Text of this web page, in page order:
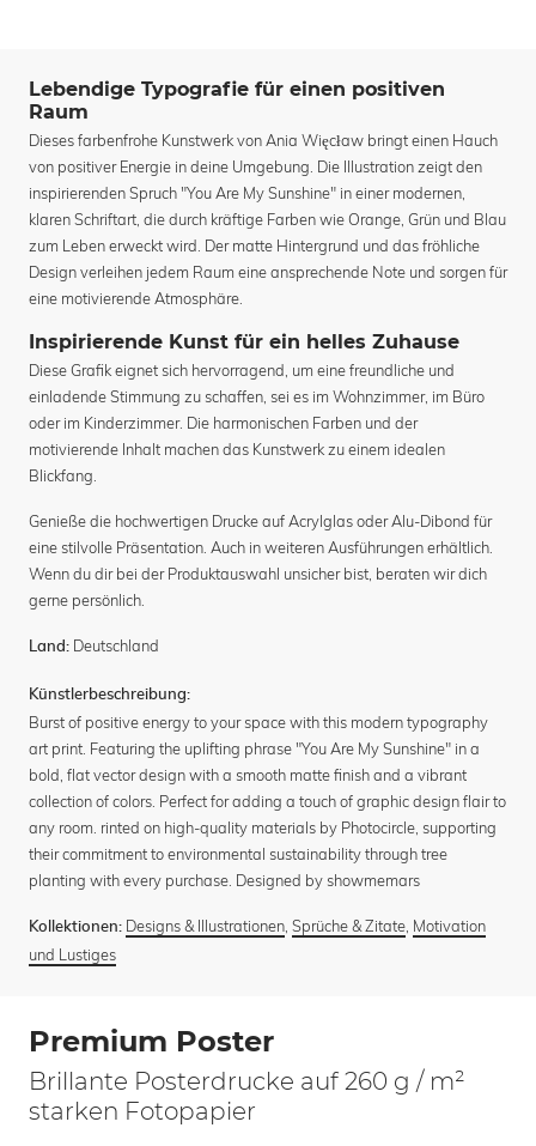
Lebendige Typografie für einen positiven
Raum
Dieses farbenfrohe Kunstwerk von Ania Więcław bringt einen Hauch
von positiver Energie in deine Umgebung. Die Illustration zeigt den
inspirierenden Spruch "You Are My Sunshine" in einer modernen,
klaren Schriftart, die durch kräftige Farben wie Orange, Grün und Blau
zum Leben erweckt wird. Der matte Hintergrund und das fröhliche
Design verleihen jedem Raum eine ansprechende Note und sorgen für
eine motivierende Atmosphäre.
Inspirierende Kunst für ein helles Zuhause
Diese Grafik eignet sich hervorragend, um eine freundliche und
einladende Stimmung zu schaffen, sei es im Wohnzimmer, im Büro
oder im Kinderzimmer. Die harmonischen Farben und der
motivierende Inhalt machen das Kunstwerk zu einem idealen
Blickfang.
Genieße die hochwertigen Drucke auf Acrylglas oder Alu-Dibond für
eine stilvolle Präsentation. Auch in weiteren Ausführungen erhältlich.
Wenn du dir bei der Produktauswahl unsicher bist, beraten wir dich
gerne persönlich.
Land: Deutschland
Künstlerbeschreibung:
Burst of positive energy to your space with this modern typography
art print. Featuring the uplifting phrase "You Are My Sunshine" in a
bold, flat vector design with a smooth matte finish and a vibrant
collection of colors. Perfect for adding a touch of graphic design flair to
any room. rinted on high-quality materials by Photocircle, supporting
their commitment to environmental sustainability through tree
planting with every purchase. Designed by showmemars
Kollektionen: Designs & Illustrationen Sprüche & Zitate Motivation
und Lustiges
Premium Poster
Brillante Posterdrucke auf 260 g / m²
starken Fotopapier